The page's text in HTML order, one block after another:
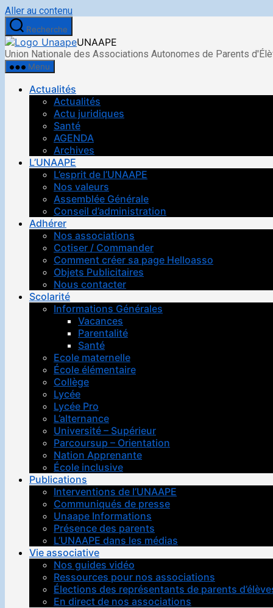
Aller au contenu
Recherche
UNAAPE
Union Nationale des Associations Autonomes de Parents
Menu
Actualités
Actualités
Actu juridiques
Santé
AGENDA
Archives
L’UNAAPE
L’esprit de l’UNAAPE
Nos valeurs
Assemblée Générale
Conseil d’administration
Adhérer
Nos associations
Cotiser / Commander
Comment créer sa page Helloasso
Objets Publicitaires
Nous contacter
Scolarité
Informations Générales
Vacances
Parentalité
Santé
Ecole maternelle
École élémentaire
Collège
Lycée
Lycée Pro
L’alternance
Université – Supérieur
Parcoursup – Orientation
Nation Apprenante
École inclusive
Publications
Interventions de l’UNAAPE
Communiqués de presse
Unaape Informations
Présence des parents
L’UNAAPE dans les médias
Vie associative
Nos guides vidéo
Ressources pour nos associations
Élections des représentants de parents
En direct de nos associations